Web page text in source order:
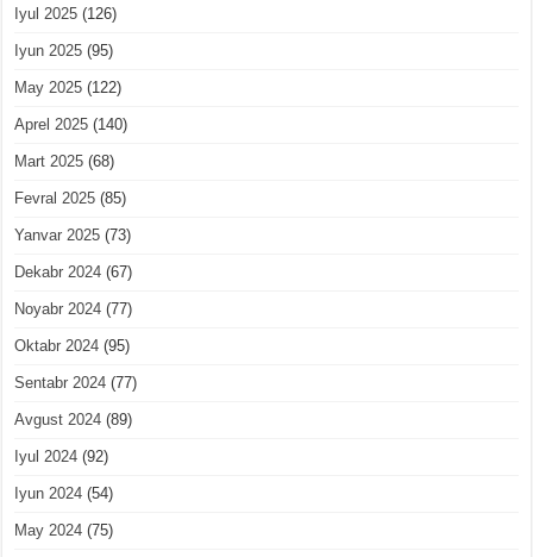
Iyul 2025 (126)
Iyun 2025 (95)
May 2025 (122)
Aprel 2025 (140)
Mart 2025 (68)
Fevral 2025 (85)
Yanvar 2025 (73)
Dekabr 2024 (67)
Noyabr 2024 (77)
Oktabr 2024 (95)
Sentabr 2024 (77)
Avgust 2024 (89)
Iyul 2024 (92)
Iyun 2024 (54)
May 2024 (75)